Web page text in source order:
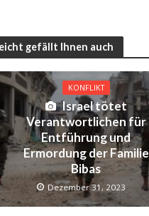
gefällt Ihnen auch
KONFLIKT
Israel tötet
Verantwortlichen für
Entführung und
Ermordung der Familie
Bibas
Dezember 31, 2023